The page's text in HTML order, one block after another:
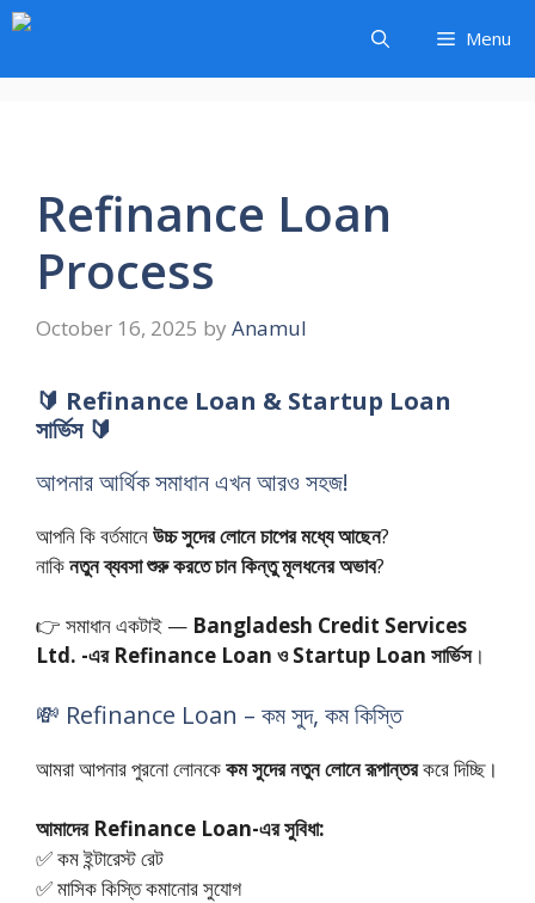
Skip
content
Menu
Refinance Loan
Process
October 16, 2025 by Anamul
🔰 Refinance Loan & Startup Loan
সার্ভিস 🔰
আপনার আর্থিক সমাধান এখন আরও সহজ!
আপনি কি বর্তমানেউচ্চ সুদের লোনে চাপের মধ্যে আছেন?
নাকিনতুন ব্যবসা শুরু করতে চান কিন্তু মূলধনের অভাব?
👉 সমাধান একটাই — Bangladesh Credit Services
Ltd. -এর Refinance Loan ও Startup Loan সার্ভিস।
💸 Refinance Loan – কম সুদ, কম কিস্তি
আমরা আপনার পুরনো লোনকেকম সুদের নতুন লোনে রূপান্তরকরে দিচ্ছি।
আমাদের Refinance Loan-এর সুবিধা:
✅ কম ইন্টারেস্ট রেট
✅ মাসিক কিস্তি কমানোর সুযোগ